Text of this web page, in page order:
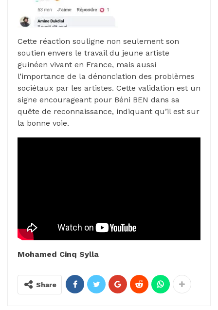
Cette réaction souligne non seulement son
soutien envers le travail du jeune artiste
guinéen vivant en France, mais aussi
l’importance de la dénonciation des problèmes
sociétaux par les artistes. Cette validation est un
signe encourageant pour Béni BEN dans sa
quête de reconnaissance, indiquant qu’il est sur
la bonne voie.
Mohamed Cinq Sylla
Share